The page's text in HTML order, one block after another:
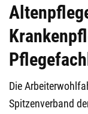
Die
Spitzenverband